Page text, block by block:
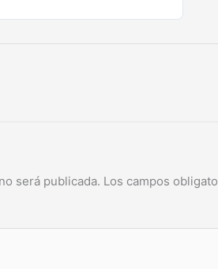
será publicada. Los campos